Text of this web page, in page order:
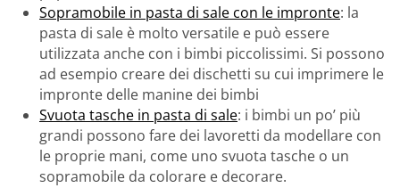
Sopramobile in pasta di sale con le impronte: la
pasta di sale è molto versatile e può essere
utilizzata anche con i bimbi piccolissimi. Si possono
ad esempio creare dei dischetti su cui imprimere le
impronte delle manine dei bimbi
Svuota tasche in pasta di sale: i bimbi un po’ più
grandi possono fare dei lavoretti da modellare con
le proprie mani, come uno svuota tasche o un
sopramobile da colorare e decorare.